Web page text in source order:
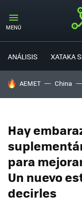
MENÚ
ANÁLISIS XATAKA
HOY SE HABLA DE
AEMET China
Hay
para
Un nuevo
decirles